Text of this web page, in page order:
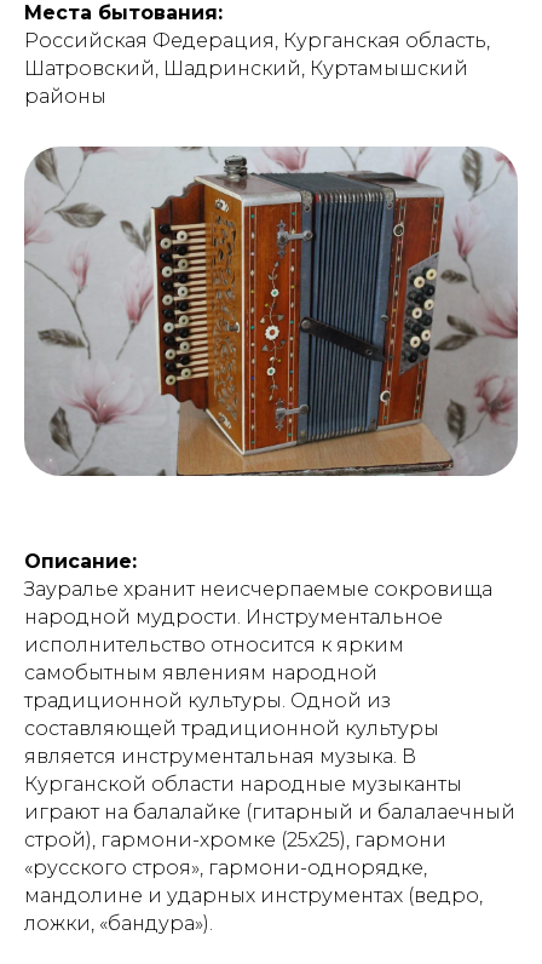
Места бытования:
Российская Федерация, Курганская область,
Шатровский, Шадринский, Куртамышский
районы
Описание:
Зауралье хранит неисчерпаемые сокровища
народной мудрости. Инструментальное
исполнительство относится к ярким
самобытным явлениям народной
традиционной культуры. Одной из
составляющей традиционной культуры
является инструментальная музыка. В
Курганской области народные музыканты
играют на балалайке (гитарный и балалаечный
строй), гармони-хромке (25х25), гармони
«русского строя», гармони-однорядке,
мандолине и ударных инструментах (ведро,
ложки, «бандура»).